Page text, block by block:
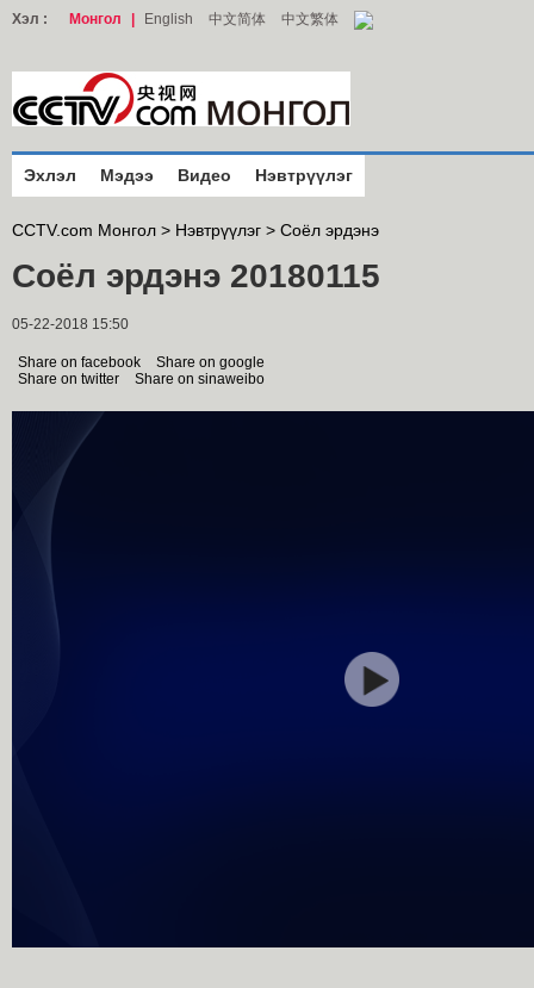
Хэл : Монгол English 中文简体 中文繁体
Эхлэл Мэдээ Видео Нэвтрүүлэг
CCTV.com Монгол > Нэвтрүүлэг > Соёл эрдэнэ
Соёл эрдэнэ 20180115
05-22-2018 15:50
Share on facebook
Share on google
Share on twitter
Share on sinaweibo